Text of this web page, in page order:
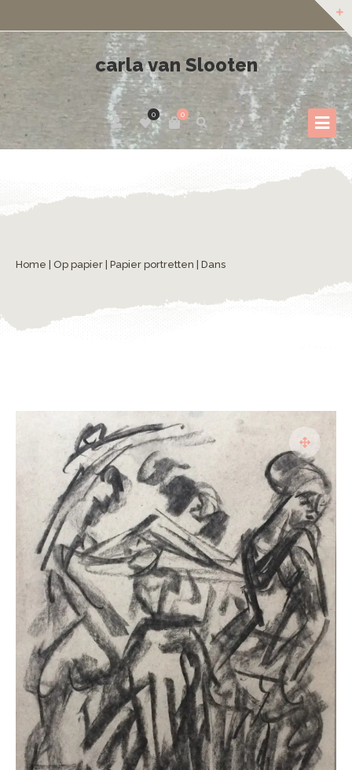
carla van Slooten
0
0
Home Op papier Papier portretten | Dans